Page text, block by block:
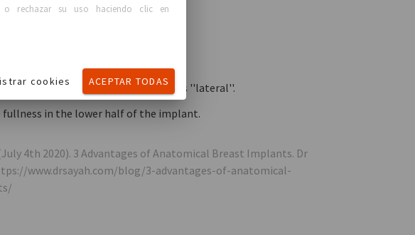
asociado con una mama más ''lateral''.
fullness in the lower half of the implant.
4th 2020). 3 Advantages of Anatomical Breast Implants. Dr
www.drsayah.com/blog/3-advantages-of-anatomical-
o rechazar su uso haciendo clic en
cookies ACEPTAR TODAS